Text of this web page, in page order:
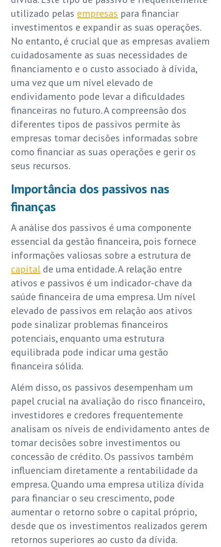
utilizado pelas empresas para financiar
investimentos e expandir as suas operações.
No entanto, é crucial que as empresas avaliem
cuidadosamente as suas necessidades de
financiamento e o custo associado à dívida,
uma vez que um nível elevado de
endividamento pode levar a dificuldades
financeiras no futuro. A compreensão dos
diferentes tipos de passivos permite às
empresas tomar decisões informadas sobre
como financiar as suas operações e gerir os
seus recursos.
Importância dos passivos nas
finanças
A análise dos passivos é uma componente
essencial da gestão financeira, pois fornece
informações valiosas sobre a estrutura de
capital de uma entidade. A relação entre
ativos e passivos é um indicador-chave da
saúde financeira de uma empresa. Um nível
elevado de passivos em relação aos ativos
pode sinalizar problemas financeiros
potenciais, enquanto uma estrutura
equilibrada pode indicar uma gestão
financeira sólida.
Além disso, os passivos desempenham um
papel crucial na avaliação do risco financeiro,
investidores e credores frequentemente
analisam os níveis de endividamento antes de
tomar decisões sobre investimentos ou
concessão de crédito. Os passivos também
influenciam diretamente a rentabilidade da
empresa. Quando uma empresa utiliza dívida
para financiar o seu crescimento, pode
aumentar o retorno sobre o capital próprio,
desde que os investimentos realizados gerem
retornos superiores ao custo da dívida.